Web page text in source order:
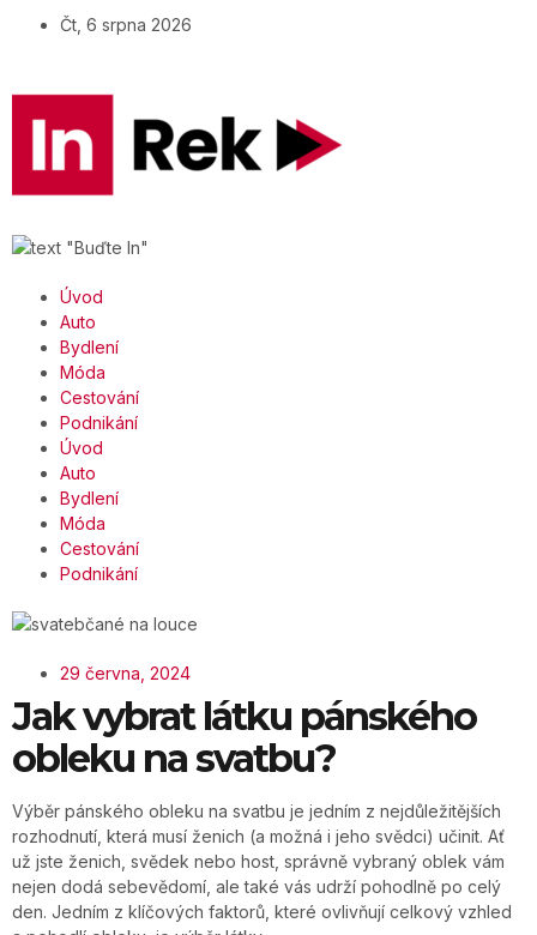
Čt, 6 srpna 2026
Úvod
Auto
Bydlení
Móda
Cestování
Podnikání
Úvod
Auto
Bydlení
Móda
Cestování
Podnikání
29 června, 2024
Jak vybrat látku pánského
obleku na svatbu?
Výběr pánského obleku na svatbu je jedním z nejdůležitějších
rozhodnutí, která musí ženich (a možná i jeho svědci) učinit. Ať
už jste ženich, svědek nebo host, správně vybraný oblek vám
nejen dodá sebevědomí, ale také vás udrží pohodlně po celý
den. Jedním z klíčových faktorů, které ovlivňují celkový vzhled